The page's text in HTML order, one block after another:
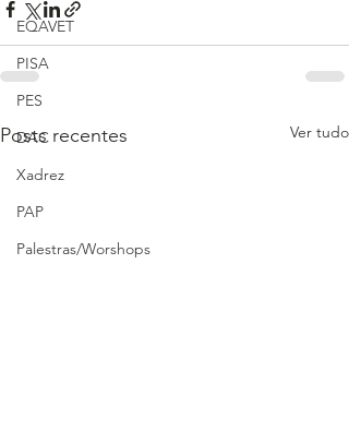
EQAVET
PISA
PES
DAC
Xadrez
PAP
Palestras/Worshops
Posts recentes Ver tudo